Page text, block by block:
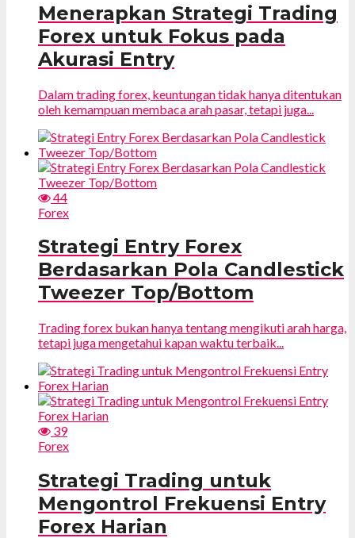
Menerapkan Strategi Trading
Forex untuk Fokus pada
Akurasi Entry
Dalam trading forex, keuntungan tidak hanya ditentukan
oleh kemampuan membaca arah pasar, tetapi juga...
44
Forex
Strategi Entry Forex
Berdasarkan Pola Candlestick
Tweezer Top/Bottom
Trading forex bukan hanya tentang mengikuti arah harga,
tetapi juga mengetahui kapan waktu terbaik...
39
Forex
Strategi Trading untuk
Mengontrol Frekuensi Entry
Forex Harian